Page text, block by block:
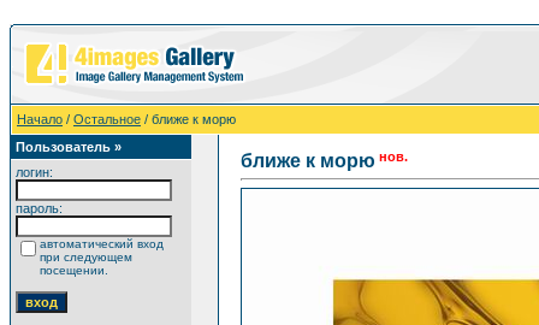
Начало / Остальное / ближе к морю
Пользователь »
логин:
пароль:
автоматический вход
при следующем
посещении.
ближе к морю нов.